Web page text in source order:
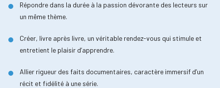
Répondre dans la durée à la passion dévorante des lecteurs sur
un même thème.
Créer, livre après livre, un véritable rendez-vous qui stimule et
entretient le plaisir d’apprendre.
Allier rigueur des faits documentaires, caractère immersif d’un
récit et fidélité à une série.